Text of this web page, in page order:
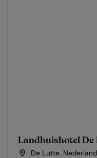
Landhuishotel De
De Lutte, Nederland